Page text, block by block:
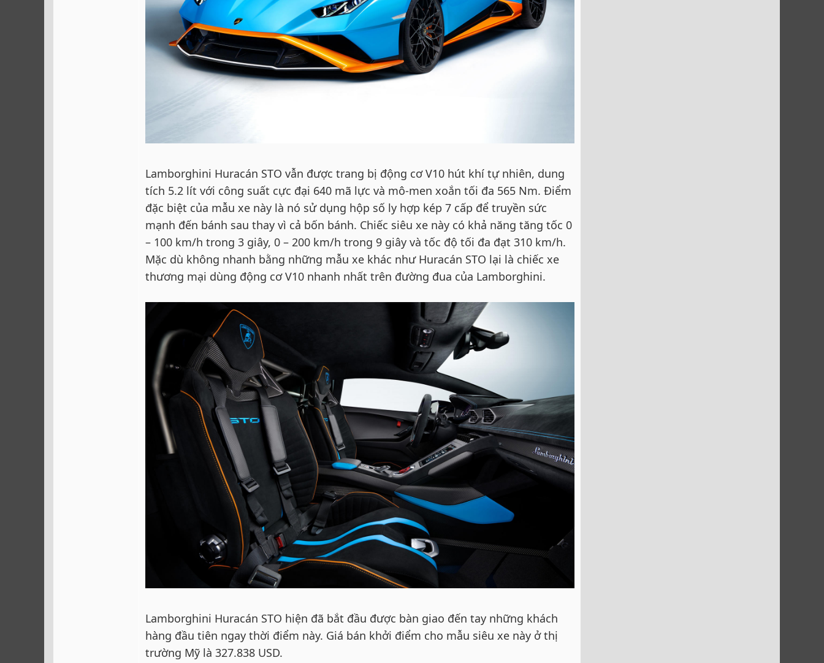
Lamborghini Huracán STO vẫn được trang bị động cơ V10 hút khí tự nhiên, dung
tích 5.2 lít với công suất cực đại 640 mã lực và mô-men xoắn tối đa 565 Nm. Điểm
đặc biệt của mẫu xe này là nó sử dụng hộp số ly hợp kép 7 cấp để truyền sức
mạnh đến bánh sau thay vì cả bốn bánh. Chiếc siêu xe này có khả năng tăng tốc 0
– 100 km/h trong 3 giây, 0 – 200 km/h trong 9 giây và tốc độ tối đa đạt 310 km/h.
Mặc dù không nhanh bằng những mẫu xe khác như Huracán STO lại là chiếc xe
thương mại dùng động cơ V10 nhanh nhất trên đường đua của Lamborghini.
Lamborghini Huracán STO hiện đã bắt đầu được bàn giao đến tay những khách
hàng đầu tiên ngay thời điểm này. Giá bán khởi điểm cho mẫu siêu xe này ở thị
trường Mỹ là 327.838 USD.